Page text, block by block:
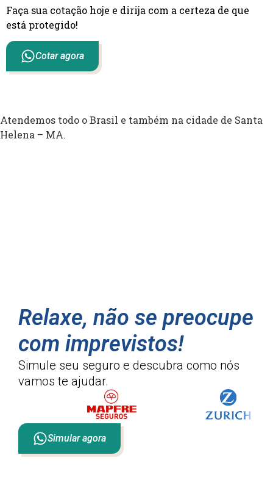
Faça sua cotação hoje e dirija com a certeza de que
está protegido!
Cotar agora
Atendemos todo o Brasil e também na cidade de Santa
Helena – MA.
Relaxe, não se preocupe
com imprevistos!
Simule seu seguro e descubra como nós
vamos te ajudar.
Simular agora